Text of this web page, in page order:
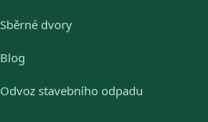
Sběrné dvory
Blog
Odvoz stavebního odpadu